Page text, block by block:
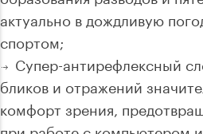
актуально в дождливую
спортом;
Супер-антирефлексный
бликов и отражений
комфорт зрения,